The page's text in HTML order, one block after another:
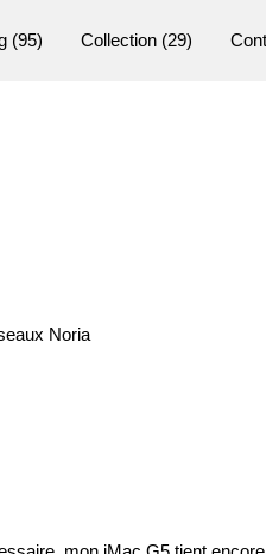
(95) Collection (29)
Noria